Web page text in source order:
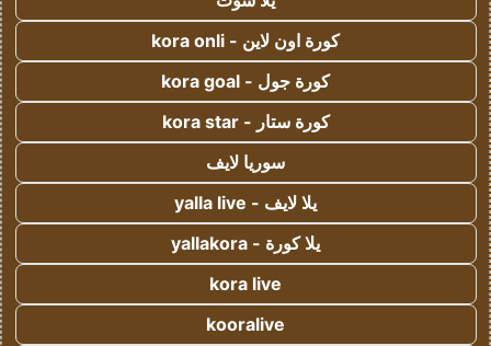
كورة اون لاين - kora onli
كورة جول - kora goal
كورة ستار - kora star
سوريا لايف
يلا لايف - yalla live
يلا كورة - yallakora
kora live
kooralive